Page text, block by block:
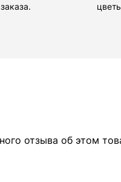
отзыва об этом